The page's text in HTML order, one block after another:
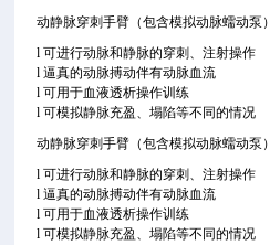
动静脉穿刺手臂（包含模拟动脉蠕动泵）
l 可进行动脉和静脉的穿刺、注射操作
l 逼真的动脉搏动伴有动脉血流
l 可用于血液透析操作训练
l 可模拟静脉充盈、塌陷等不同的情况
动静脉穿刺手臂（包含模拟动脉蠕动泵）
l 可进行动脉和静脉的穿刺、注射操作
l 逼真的动脉搏动伴有动脉血流
l 可用于血液透析操作训练
l 可模拟静脉充盈、塌陷等不同的情况